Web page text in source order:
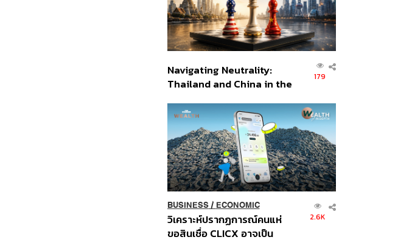
Navigating Neutrality:
Thailand and China in the
Order
179
BUSINESS/ ECONOMIC
วิเคราะห์ปรากฏการณ์คนแห่
ขอสินเชื่อ CLICX อาจเป็น
2.6K